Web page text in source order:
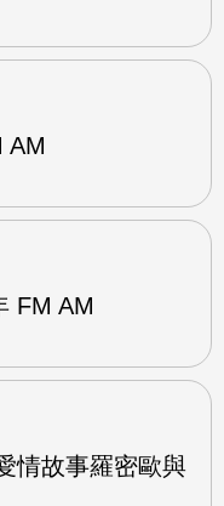
AM
FM AM
情故事羅密歐與